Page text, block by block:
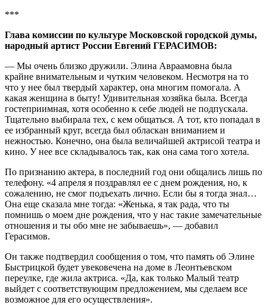
***
Глава комиссии по культуре Московской городской думы,
народный артист России Евгений ГЕРАСИМОВ:
— Мы очень близко дружили. Элина Авраамовна была
крайне внимательным и чутким человеком. Несмотря на то
что у нее был твердый характер, она многим помогала. А
какая женщина в быту! Удивительная хозяйка была. Всегда
гостеприимная, хотя особенно к себе людей не подпускала.
Тщательно выбирала тех, с кем общаться. А тот, кто попадал в
ее избранный круг, всегда был обласкан вниманием и
нежностью. Конечно, она была величайшей актрисой театра и
кино. У нее все складывалось так, как она сама того хотела.
По признанию актера, в последний год они общались лишь по
телефону. «4 апреля я поздравлял ее с днем рождения, но, к
сожалению, не смог подъехать лично. Если бы я тогда знал…
Она еще сказала мне тогда: «Женька, я так рада, что ты
помнишь о моем дне рождения, что у нас такие замечательные
отношения и ты обо мне не забываешь», — добавил
Герасимов.
Он также подтвердил сообщения о том, что память об Элине
Быстрицкой будет увековечена на доме в Леонтьевском
переулке, где жила актриса. «Да, как только Малый театр
выйдет с соответствующим предложением, мы сделаем все
возможное для его осуществления».